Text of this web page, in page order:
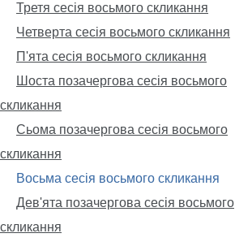
Третя сесія восьмого скликання
Четверта сесія восьмого скликання
П'ята сесія восьмого скликання
Шоста позачергова сесія восьмого
скликання
Сьома позачергова сесія восьмого
скликання
Восьма сесія восьмого скликання
Дев'ята позачергова сесія восьмого
скликання